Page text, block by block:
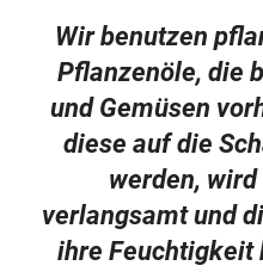
Wir benutzen
Pflanzenöle, die
und Gemüsen
diese auf die
werden,
verlangsamt und
ihre Feuchtigkeit